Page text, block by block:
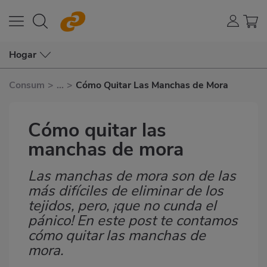
Hogar
Consum > ... > Cómo Quitar Las Manchas de Mora
Cómo quitar las
manchas de mora
Subtítulo
Las manchas de mora son de las
más difíciles de eliminar de los
tejidos, pero, ¡que no cunda el
pánico! En este post te contamos
cómo quitar las manchas de
mora.